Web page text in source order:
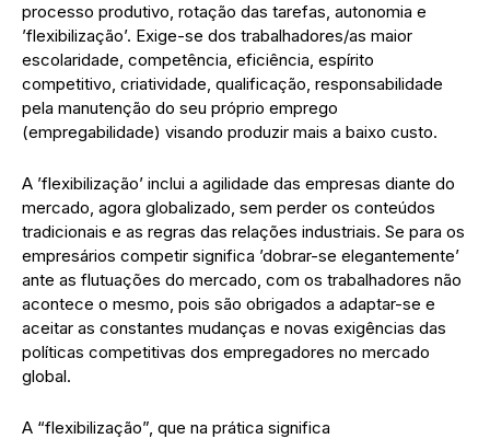
processo produtivo, rotação das tarefas, autonomia e
’flexibilização’. Exige-se dos trabalhadores/as maior
escolaridade, competência, eficiência, espírito
competitivo, criatividade, qualificação, responsabilidade
pela manutenção do seu próprio emprego
(empregabilidade) visando produzir mais a baixo custo.
A ’flexibilização’ inclui a agilidade das empresas diante do
mercado, agora globalizado, sem perder os conteúdos
tradicionais e as regras das relações industriais. Se para os
empresários competir significa ’dobrar-se elegantemente’
ante as flutuações do mercado, com os trabalhadores não
acontece o mesmo, pois são obrigados a adaptar-se e
aceitar as constantes mudanças e novas exigências das
políticas competitivas dos empregadores no mercado
global.
A “flexibilização”, que na prática significa